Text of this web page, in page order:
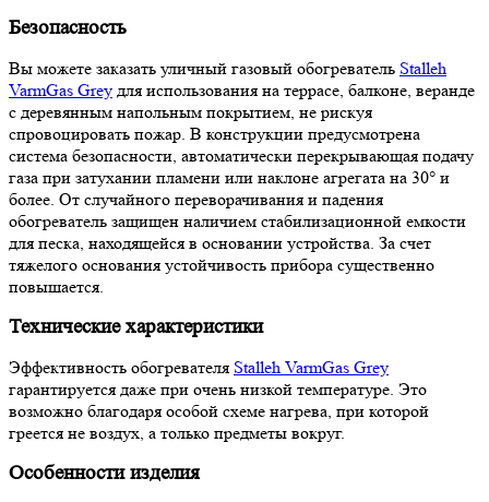
Безопасность
Вы можете заказать уличный газовый обогреватель Stalleh
VarmGas Grey для использования на террасе, балконе, веранде
с деревянным напольным покрытием, не рискуя
спровоцировать пожар. В конструкции предусмотрена
система безопасности, автоматически перекрывающая подачу
газа при затухании пламени или наклоне агрегата на 30° и
более. От случайного переворачивания и падения
обогреватель защищен наличием стабилизационной емкости
для песка, находящейся в основании устройства. За счет
тяжелого основания устойчивость прибора существенно
повышается.
Технические характеристики
Эффективность обогревателя Stalleh VarmGas Grey
гарантируется даже при очень низкой температуре. Это
возможно благодаря особой схеме нагрева, при которой
греется не воздух, а только предметы вокруг.
Особенности изделия